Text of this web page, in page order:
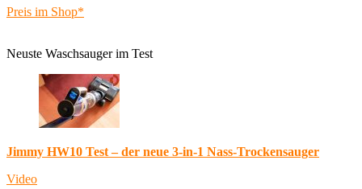
Preis im Shop*
Neuste Waschsauger im Test
Jimmy HW10 Test – der neue 3-in-1 Nass-Trockensauger
Video